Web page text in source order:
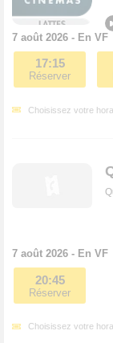
7 août 2026 - En VF
17:15
Réserver
Choisissez votre
7 août 2026 - En VF
20:45
Réserver
Choisissez votre